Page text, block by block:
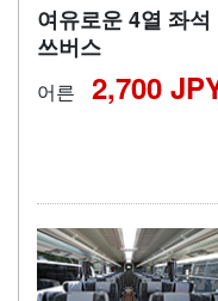
여유로운 4열 좌
쓰버스
어른 2,700